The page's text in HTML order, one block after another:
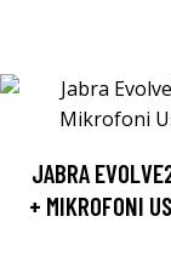
JABRA
+ MIKROFONI